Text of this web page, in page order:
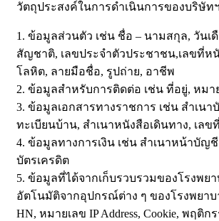
วัตถุประสงค์ในการดำเนินการของบริษัท
1. ข้อมูลส่วนตัว เช่น ชื่อ – นามสกุล, วันเ
สัญชาติ, เลขประจำตัวประชาชน,เลขที่ห
โลหิต, ลายมือชื่อ, รูปถ่าย, อาชีพ
2. ข้อมูลสำหรับการติดต่อ เช่น ที่อยู่, หมา
3. ข้อมูลเอกสารทางราชการ เช่น สำเนา
ทะเบียนบ้าน, สำเนาหนังสือเดินทาง, เลข
4. ข้อมูลทางการเงิน เช่น สำเนาหน้าบัญ
บัตรเครดิต
5. ข้อมูลที่ได้จากเก็บรวบรวมของโรงพย
อัตโนมัติจากอุปกรณ์ต่าง ๆ ของโรงพยาบ
HN, หมายเลข IP Address, Cookie, พฤติ